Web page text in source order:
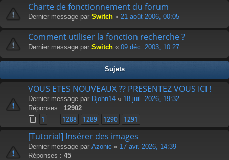
e
Charte de fonctionnement du forum
Dernier message par Switch « 21 août 2006, 00:05
Comment utiliser la fonction recherche ?
Dernier message par Switch « 09 déc. 2003, 10:27
Sujets
VOUS ETES NOUVEAUX ?? PRESENTEZ VOUS ICI !
Dernier message par Djohn14 « 18 juil. 2026, 19:32
Réponses : 12902
1 1288 1289 1290 1291
[Tutorial] Insérer des images
Dernier message par Azonic « 17 avr. 2026, 14:39
Réponses : 45